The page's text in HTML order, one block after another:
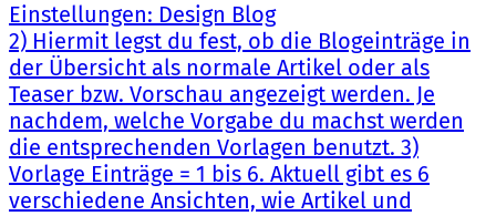
Einstellungen: Design Blog
2) Hiermit legst du fest, ob die Blogeinträge in
der Übersicht als normale Artikel oder als
Teaser bzw. Vorschau angezeigt werden. Je
nachdem, welche Vorgabe du machst werden
die entsprechenden Vorlagen benutzt. 3)
Vorlage Einträge = 1 bis 6. Aktuell gibt es 6
verschiedene Ansichten, wie Artikel und